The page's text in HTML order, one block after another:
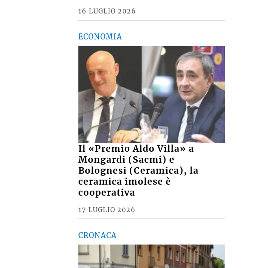
16 LUGLIO 2026
ECONOMIA
Il «Premio Aldo Villa» a
Mongardi (Sacmi) e
Bolognesi (Ceramica), la
ceramica imolese è
cooperativa
17 LUGLIO 2026
CRONACA